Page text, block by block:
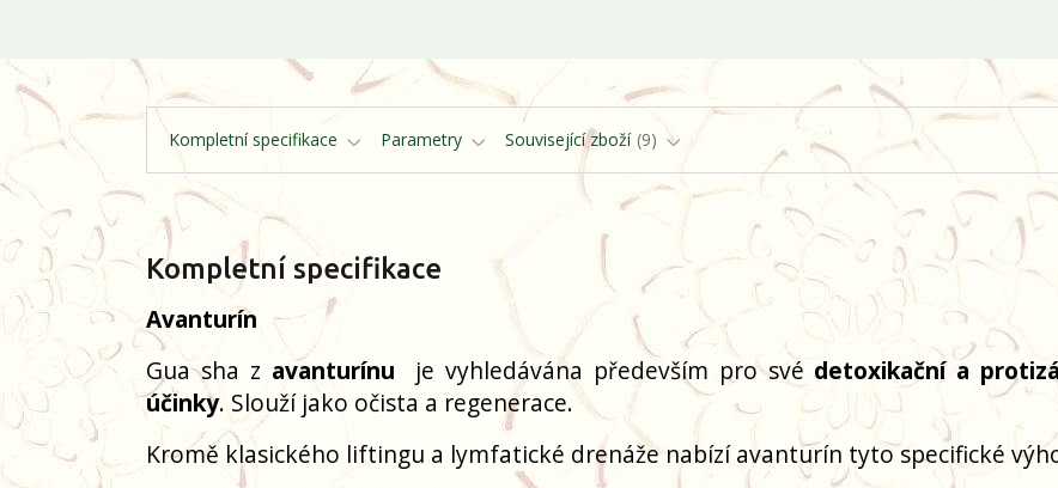
Kompletní specifikace Parametry Související zboží 9
Kompletní specifikace
Avanturín
Gua sha z avanturínu je vyhledávána především pro své detoxikační a
účinky. Slouží jako očista a regenerace.
Kromě klasického liftingu a lymfatické drenáže nabízí avanturín tyto specifické